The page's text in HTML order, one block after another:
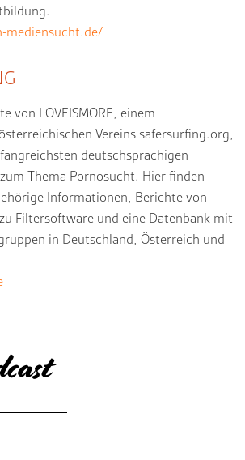
von LOVEISMORE, einem
Vereins safersurfing.org,
deutschsprachigen
Thema Pornosucht. Hier finden
Informationen, Berichte von
Filtersoftware und eine Datenbank mit
in Deutschland, Österreich und